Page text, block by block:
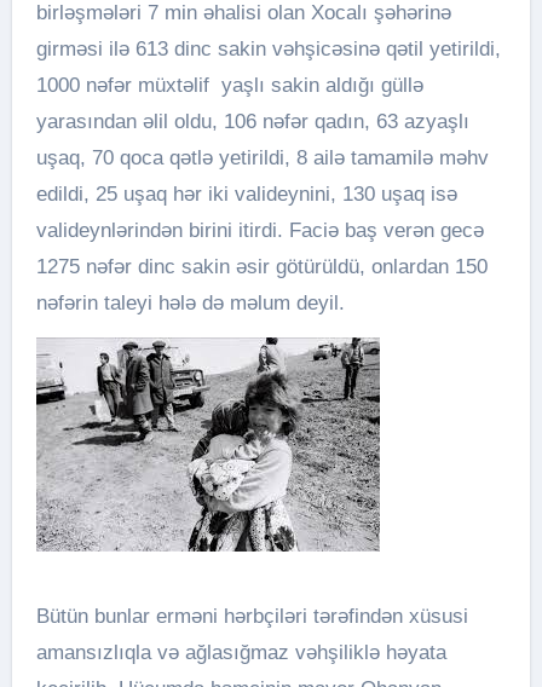
birləşmələri 7 min əhalisi olan Xocalı şəhərinə
girməsi ilə 613 dinc sakin vəhşicəsinə qətil yetirildi,
1000 nəfər müxtəlif yaşlı sakin aldığı güllə
yarasından əlil oldu, 106 nəfər qadın, 63 azyaşlı
uşaq, 70 qoca qətlə yetirildi, 8 ailə tamamilə məhv
edildi, 25 uşaq hər iki valideynini, 130 uşaq isə
valideynlərindən birini itirdi. Faciə baş verən gecə
1275 nəfər dinc sakin əsir götürüldü, onlardan 150
nəfərin taleyi hələ də məlum deyil.
Bütün bunlar erməni hərbçiləri tərəfindən xüsusi
amansızlıqla və ağlasığmaz vəhşiliklə həyata